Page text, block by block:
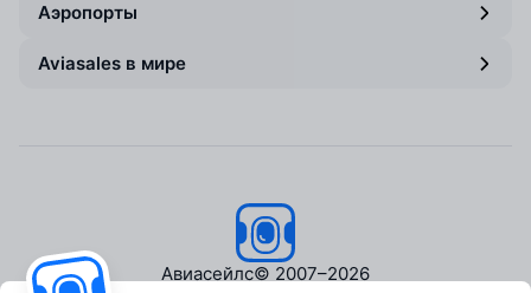
Аэропорты
Aviasales в мире
Авиасейлс© 2007–2026